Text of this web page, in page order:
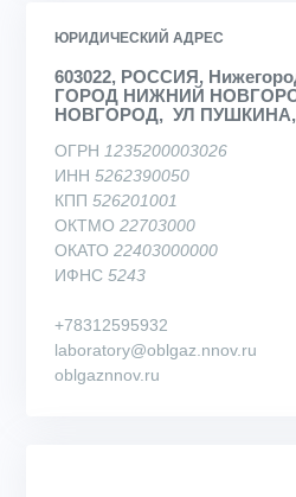
ЮРИДИЧЕСКИЙ АДРЕС
603022, РОССИЯ,
ГОРОД НИЖНИЙ
НОВГОРОД, УЛ ПУШКИНА,
ОГРН 1235200003026
ИНН 5262390050
КПП 526201001
ОКТМО 22703000
ОКАТО 22403000000
ИФНС 5243
+78312595932
laboratory@oblgaz.nnov.ru
oblgaznnov.ru